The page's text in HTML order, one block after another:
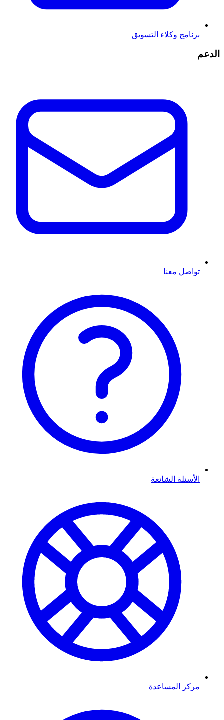
برنامج وكلاء التسويق
الدعم
تواصل معنا
الأسئلة الشائعة
مركز المساعدة